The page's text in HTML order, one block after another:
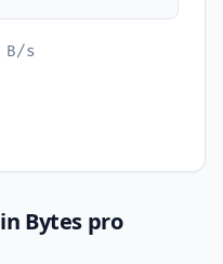
B/s
Bytes pro